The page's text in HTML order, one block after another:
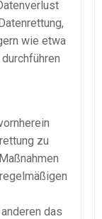
wie etwa
zu
das